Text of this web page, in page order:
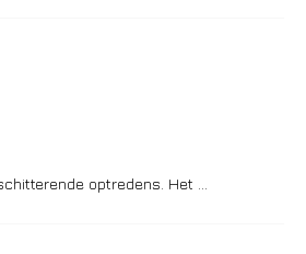
optredens. Het …